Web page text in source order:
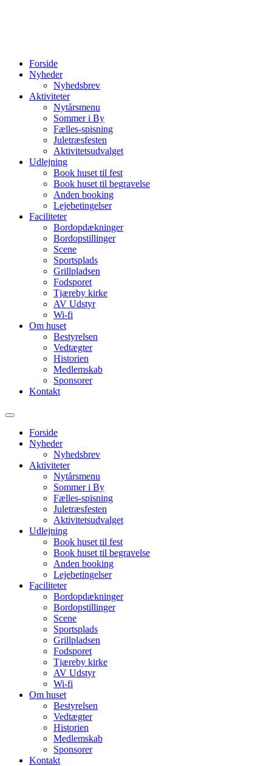
Forside
Nyheder
Nyhedsbrev
Aktiviteter
Nytårsmenu
Sommer i By
Fælles-spisning
Juletræsfesten
Aktivitetsudvalget
Udlejning
Book huset til fest
Book huset til begravelse
Anden booking
Lejebetingelser
Faciliteter
Bordopdækninger
Bordopstillinger
Scene
Sportsplads
Grillpladsen
Fodsporet
Tjæreby kirke
AV Udstyr
Wi-fi
Om huset
Bestyrelsen
Vedtægter
Historien
Medlemskab
Sponsorer
Kontakt
Forside
Nyheder
Nyhedsbrev
Aktiviteter
Nytårsmenu
Sommer i By
Fælles-spisning
Juletræsfesten
Aktivitetsudvalget
Udlejning
Book huset til fest
Book huset til begravelse
Anden booking
Lejebetingelser
Faciliteter
Bordopdækninger
Bordopstillinger
Scene
Sportsplads
Grillpladsen
Fodsporet
Tjæreby kirke
AV Udstyr
Wi-fi
Om huset
Bestyrelsen
Vedtægter
Historien
Medlemskab
Sponsorer
Kontakt